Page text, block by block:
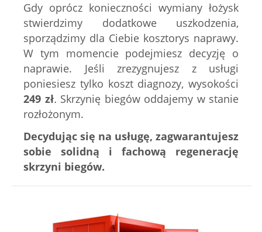
Gdy oprócz konieczności wymiany łożysk
stwierdzimy dodatkowe uszkodzenia,
sporządzimy dla Ciebie kosztorys naprawy.
W tym momencie podejmiesz decyzję o
naprawie. Jeśli zrezygnujesz z usługi
poniesiesz tylko koszt diagnozy, wysokości
249 zł. Skrzynię biegów oddajemy w stanie
rozłożonym.
Decydując się na usługę, zagwarantujesz
sobie solidną i fachową regenerację
skrzyni biegów.